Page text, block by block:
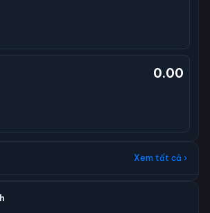
0.00
Xem tất cả ›